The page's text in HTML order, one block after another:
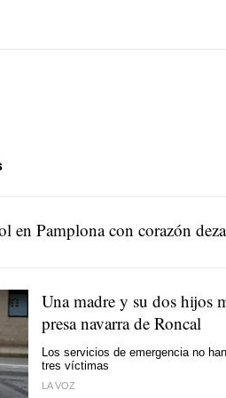
en Pamplona con corazón
Una madre y su dos hijos
presa navarra de Roncal
Los servicios de emergencia no
tres víctimas
LA VOZ